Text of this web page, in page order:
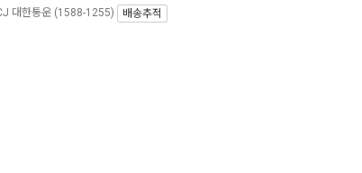
대한통운 (1588-1255)
배송추적